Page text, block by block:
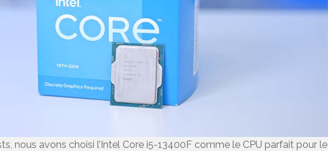
nous avons choisi l’Intel Core i5-13400F comme le CPU parfait pour le